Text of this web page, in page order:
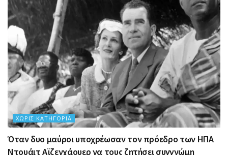
ΧΩΡΊΣ ΚΑΤΗΓΟΡΊΑ
Όταν δυο μαύροι υποχρέωσαν τον πρόεδρο των ΗΠΑ
Ντουάιτ Αϊζενχάουερ να τους ζητήσει συγγνώμη